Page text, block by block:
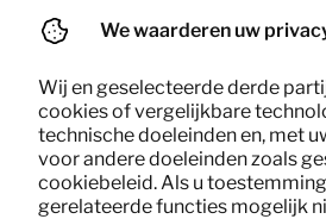
We waarderen uw
Wij en geselecteerde derde
cookies of vergelijkbare
technische doeleinden en, met
voor andere doeleinden zoals
cookiebeleid. Als u
gerelateerde functies mogelijk